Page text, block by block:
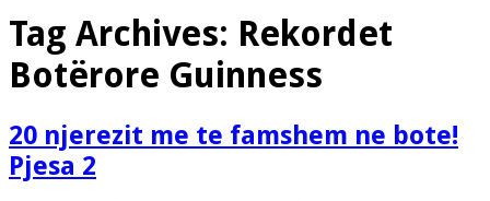
Tag Archives: Rekordet
Botërore Guinness
20 njerezit me te famshem ne bote!
Pjesa 2